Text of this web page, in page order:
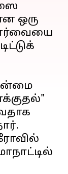
ஒரு